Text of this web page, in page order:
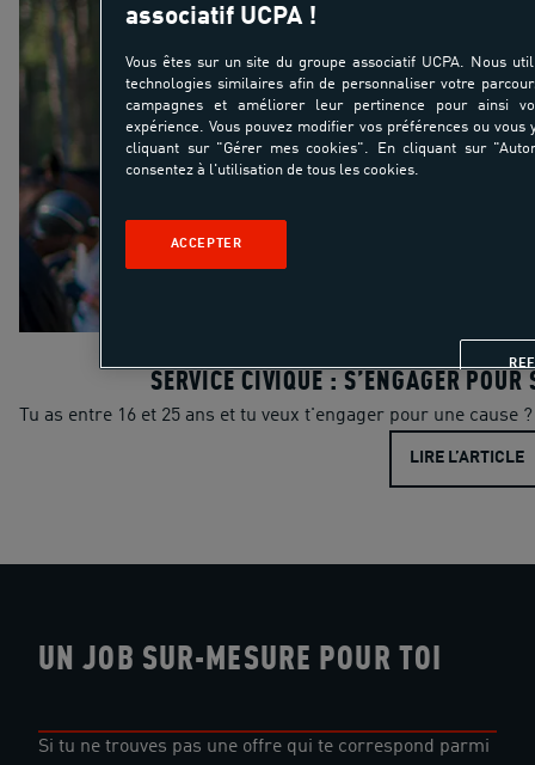
SERVICE CIVIQUE : S’ENGAGER POUR
Tu as entre 16 et 25 ans et tu veux t'engager pour une cause
LIRE L’ARTICLE
UN JOB SUR-MESURE POUR TOI
Si tu ne trouves pas une offre qui te correspond parmi
associatif UCPA !
Vous êtes sur un site du groupe associatif UCPA. Nous
technologies similaires afin de personnaliser votre
campagnes et améliorer leur pertinence pour ainsi
expérience. Vous pouvez modifier vos préférences ou
cliquant sur "Gérer mes cookies". En cliquant sur
consentez à l'utilisation de tous les cookies.
ACCEPTER